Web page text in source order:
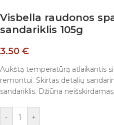
Visbella raudonos
sandariklis 105g
3.50 €
Aukštą temperatūrą atlaikantis
remontui. Skirtas detalių
sandariklis. Džiūna
- +